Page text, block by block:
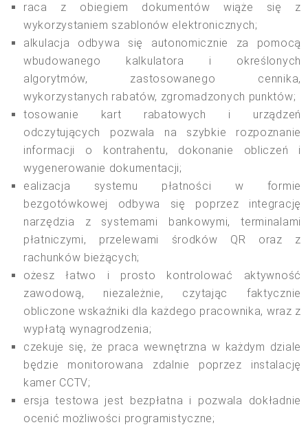
raca z obiegiem dokumentów wiąże się z
wykorzystaniem szablonów elektronicznych;
alkulacja odbywa się autonomicznie za pomocą
wbudowanego kalkulatora i określonych
algorytmów, zastosowanego cennika,
wykorzystanych rabatów, zgromadzonych punktów;
tosowanie kart rabatowych i urządzeń
odczytujących pozwala na szybkie rozpoznanie
informacji o kontrahentu, dokonanie obliczeń i
wygenerowanie dokumentacji;
ealizacja systemu płatności w formie
bezgotówkowej odbywa się poprzez integrację
narzędzia z systemami bankowymi, terminalami
płatniczymi, przelewami środków QR oraz z
rachunków bieżących;
ożesz łatwo i prosto kontrolować aktywność
zawodową, niezależnie, czytając faktycznie
obliczone wskaźniki dla każdego pracownika, wraz z
wypłatą wynagrodzenia;
czekuje się, że praca wewnętrzna w każdym dziale
będzie monitorowana zdalnie poprzez instalację
kamer CCTV;
ersja testowa jest bezpłatna i pozwala dokładnie
ocenić możliwości programistyczne;